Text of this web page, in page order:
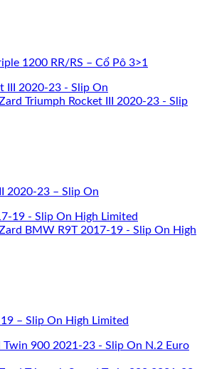
1200 RR/RS – Cổ Pô 3>1
2020-23 – Slip On
– Slip On High Limited